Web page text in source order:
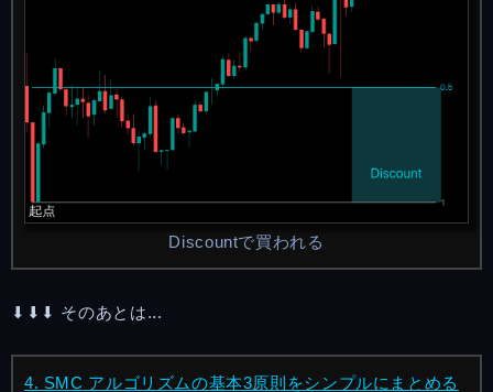
Discountで買われる
⬇︎⬇︎⬇︎ そのあとは...
4. SMC アルゴリズムの基本3原則をシンプルにまとめる